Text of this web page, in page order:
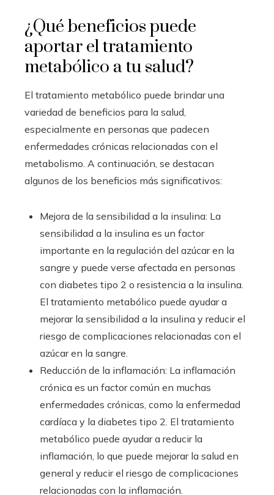
¿Qué beneficios puede
aportar el tratamiento
metabólico a tu salud?
El tratamiento metabólico puede brindar una
variedad de beneficios para la salud,
especialmente en personas que padecen
enfermedades crónicas relacionadas con el
metabolismo. A continuación, se destacan
algunos de los beneficios más significativos:
Mejora de la sensibilidad a la insulina: La
sensibilidad a la insulina es un factor
importante en la regulación del azúcar en la
sangre y puede verse afectada en personas
con diabetes tipo 2 o resistencia a la insulina.
El tratamiento metabólico puede ayudar a
mejorar la sensibilidad a la insulina y reducir el
riesgo de complicaciones relacionadas con el
azúcar en la sangre.
Reducción de la inflamación: La inflamación
crónica es un factor común en muchas
enfermedades crónicas, como la enfermedad
cardíaca y la diabetes tipo 2. El tratamiento
metabólico puede ayudar a reducir la
inflamación, lo que puede mejorar la salud en
general y reducir el riesgo de complicaciones
relacionadas con la inflamación.